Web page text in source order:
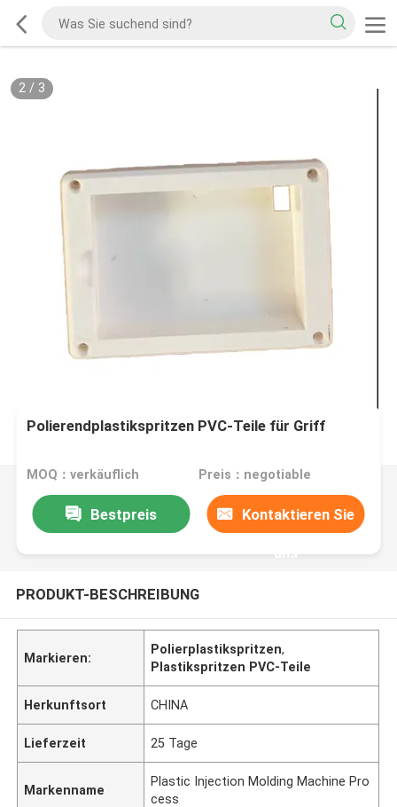
2/ 3
Polierendplastikspritzen PVC-Teile für Griff
MOQ：verkäuflich Preis：negotiable
Bestpreis Kontaktieren Sie
uns
PRODUKT-BESCHREIBUNG
Markieren:
Polierplastikspritzen,
Plastikspritzen PVC-Teile
Herkunftsort CHINA
Lieferzeit 25 Tage
Markenname
Plastic Injection Molding Machine Pro
cess